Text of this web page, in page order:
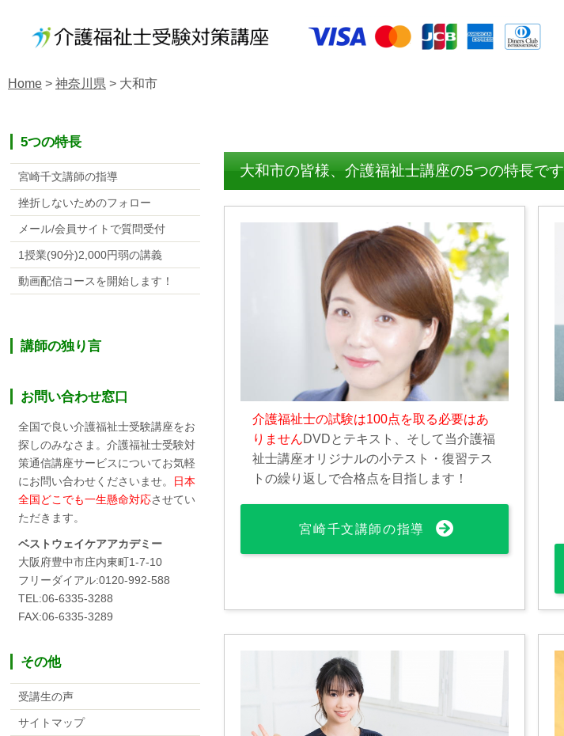
Home > 神奈川県 > 大和市
大和市の皆様、介護福祉士講座の5つの特長です
介護福祉士の試験は100点を取る必要はあ
りませんDVDとテキスト、そして当介護福
祉士講座オリジナルの小テスト・復習テス
トの繰り返しで合格点を目指します！
宮崎千文講師の指導
5つの特長
宮崎千文講師の指導
挫折しないためのフォロー
メール/会員サイトで質問受付
1授業(90分)2,000円弱の講義
動画配信コースを開始します！
講師の独り言
お問い合わせ窓口
全国で良い介護福祉士受験講座をお
探しのみなさま。介護福祉士受験対
策通信講座サービスについてお気軽
にお問い合わせくださいませ。 日本
全国どこでも一生懸命対応させてい
ただきます。
ベストウェイケアアカデミー
大阪府豊中市庄内東町1-7-10
フリーダイアル:0120-992-588
TEL:06-6335-3288
FAX:06-6335-3289
その他
受講生の声
サイトマップ